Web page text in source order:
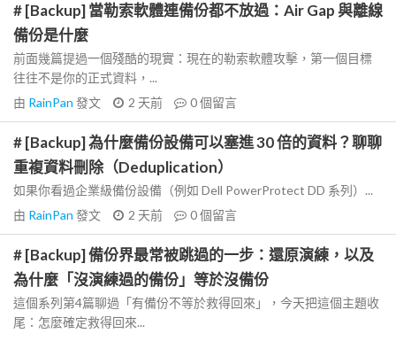
# [Backup] 當勒索軟體連備份都不放過：Air Gap 與離線
備份是什麼
前面幾篇提過一個殘酷的現實：現在的勒索軟體攻擊，第一個目標
往往不是你的正式資料，...
由 RainPan 發文 2 天前 0個留言
# [Backup] 為什麼備份設備可以塞進 30 倍的資料？聊聊
重複資料刪除（Deduplication）
如果你看過企業級備份設備（例如 Dell PowerProtect DD 系列）...
由 RainPan 發文 2 天前 0個留言
# [Backup] 備份界最常被跳過的一步：還原演練，以及
為什麼「沒演練過的備份」等於沒備份
這個系列第4篇聊過「有備份不等於救得回來」，今天把這個主題收
尾：怎麼確定救得回來...